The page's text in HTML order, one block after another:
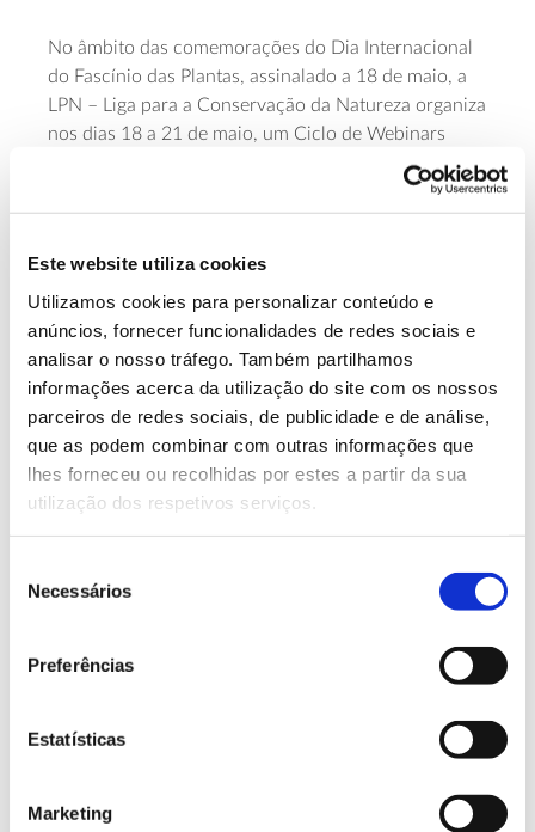
Este website utiliza cookies
Utilizamos cookies para personalizar conteúdo e
anúncios, fornecer funcionalidades de redes sociais e
analisar o nosso tráfego. Também partilhamos
informações acerca da utilização do site com os nossos
parceiros de redes sociais, de publicidade e de análise,
que as podem combinar com outras informações que
lhes forneceu ou recolhidas por estes a partir da sua
utilização dos respetivos serviços.
Necessários
Preferências
Estatísticas
Marketing
No âmbito das comemorações do Dia Internacional
do Fascínio das Plantas, assinalado a 18 de maio, a
LPN – Liga para a Conservação da Natureza organiza
nos dias 18 a 21 de maio, um Ciclo de Webinars
dedicado a vários temas. Polinizadores: os fiéis
mensageiros das plantas é o tema do dia 20 de maio.
segunda a sexta-feira, às 11h,
no canal YouTube da LPN:youtube.com/LPNatureza
Saiba mais sobre este webinar
13.07.2026
Genoma do priolo e de outras espécies em risco:
conhecer para conservar
Registar galhas de Trichi em acácia-das-espigas: